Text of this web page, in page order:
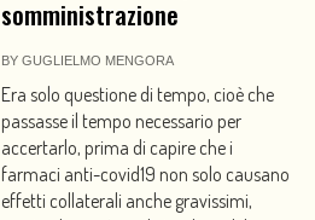
somministrazione
BYGUGLIELMO MENGORA
Era solo questione di tempo, cioè che
passasse il tempo necessario per
accertarlo, prima di capire che i
farmaci anti-covid19 non solo causano
effetti collaterali anche gravissimi,